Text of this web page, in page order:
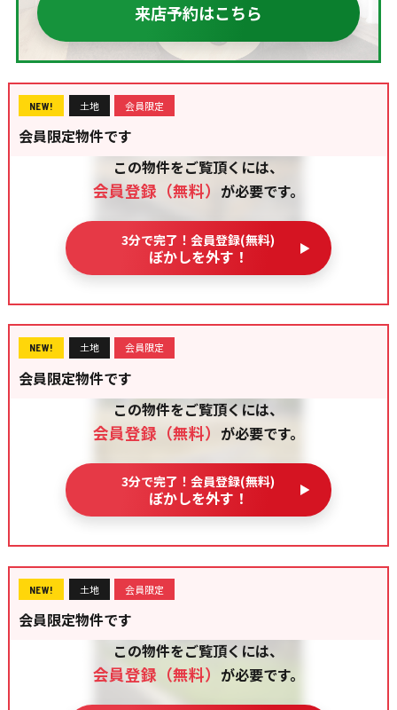
来店予約はこちら
NEW! 土地 会員限定
会員限定物件です
この物件をご覧頂くには、
会員登録（無料） が必要です。
3分で完了！会員登録(無料)
ぼかしを外す！
NEW! 土地 会員限定
会員限定物件です
この物件をご覧頂くには、
会員登録（無料） が必要です。
3分で完了！会員登録(無料)
ぼかしを外す！
NEW! 土地 会員限定
会員限定物件です
この物件をご覧頂くには、
会員登録（無料） が必要です。